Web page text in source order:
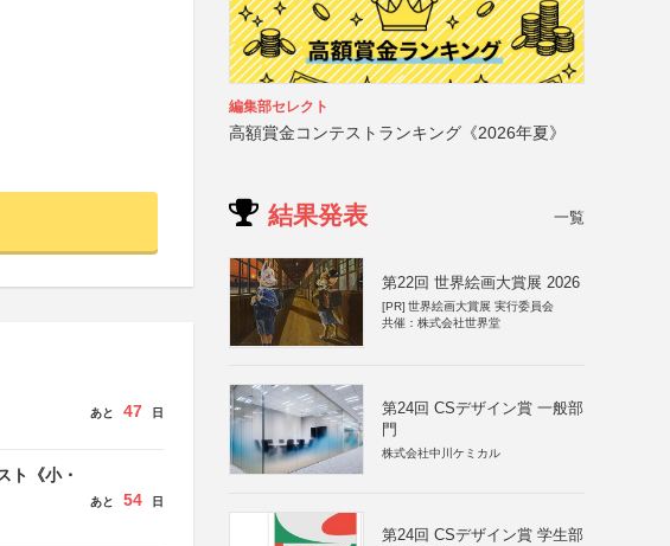
あと 47 日
ト《小・
あと 54 日
編集部セレクト
高額賞金コンテストランキング《2026年夏》
結果発表 一覧
第22回 世界絵画大賞展 2026
[PR] 世界絵画大賞展 実行委員会
共催：株式会社世界堂
第24回 CSデザイン賞 一般部
門
株式会社中川ケミカル
第24回 CSデザイン賞 学生部